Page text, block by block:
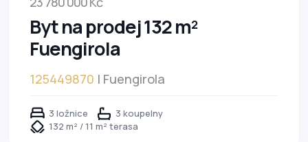
Byt na prodej 132 m²
Fuengirola
125449870 | Fuengirola
3 ložnice
3 koupelny
132 m² / 11 m² terasa